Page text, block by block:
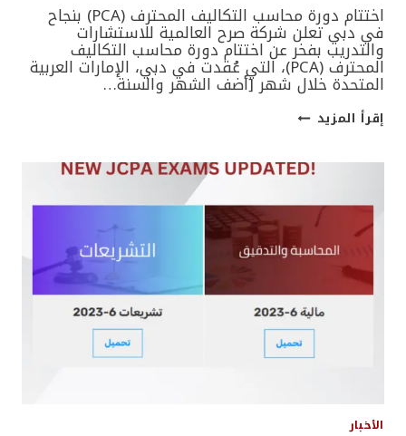
اختتام دورة محاسب التكاليف المحترف (PCA) بنجاح
في دبي تعلن شركة صرح العالمية للاستشارات
والتدريب بفخر عن اختتام دورة محاسب التكاليف
المحترف (PCA)، التي عُقدت في دبي، الإمارات العربية
المتحدة خلال شهر [أضف الشهر والسنة…
إقرأ المزيد اختتام
دورة
المحترف
الأخبار